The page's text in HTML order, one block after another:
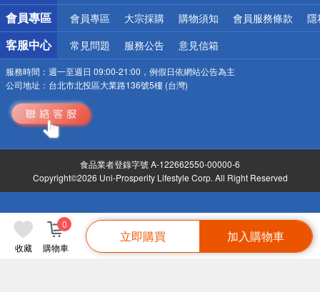
收藏 購物車
0
立即購買 加入購物車
會員專區 會員專區 大宗採購 購物須知 會員服務條款 隱
客服中心 常見問題 服務公告 意見信箱
服務時間： 週一至週日 09:00-21:00，例假日依網站公告為主
公司地址： 台北市北投區大業路136號5樓 (台灣)
食品業者登錄字號 A-122662550-00000-6
Copyright©2026 Uni-Prosperity Lifestyle Corp. All Right Reserved